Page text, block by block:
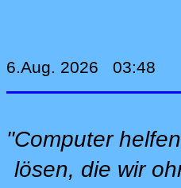
6.Aug. 2026 03:48
"Computer
lösen, die wir